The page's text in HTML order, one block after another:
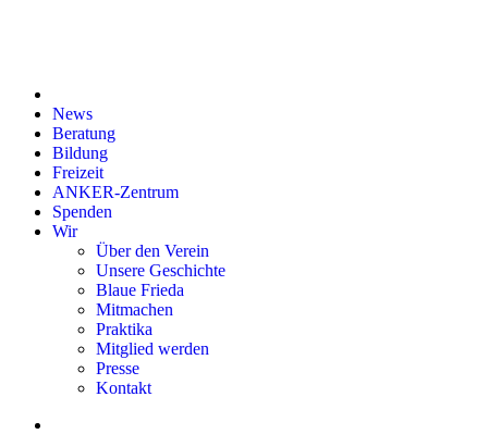
News
Beratung
Bildung
Freizeit
ANKER-Zentrum
Spenden
Wir
Über den Verein
Unsere Geschichte
Blaue Frieda
Mitmachen
Praktika
Mitglied werden
Presse
Kontakt